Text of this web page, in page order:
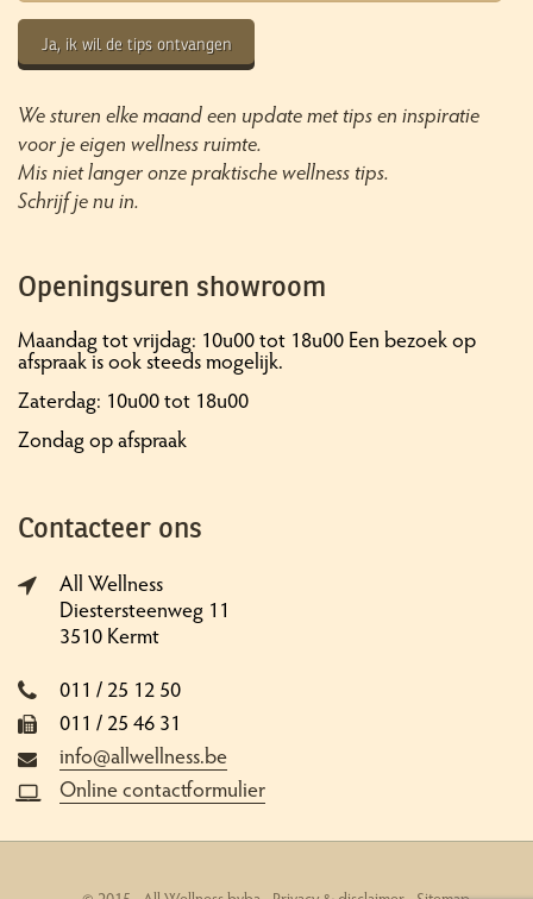
Ja, ik wil de tips ontvangen
We sturen elke maand een update met tips en inspiratie
voor je eigen wellness ruimte.
Mis niet langer onze praktische wellness tips.
Schrijf je nu in.
Openingsuren showroom
Maandag tot vrijdag: 10u00 tot 18u00 Een bezoek op
afspraak is ook steeds mogelijk.
Zaterdag: 10u00 tot 18u00
Zondag op afspraak
Contacteer ons
All Wellness
Diestersteenweg 11
3510 Kermt
011 / 25 12 50
011 / 25 46 31
info@allwellness.be
Online contactformulier